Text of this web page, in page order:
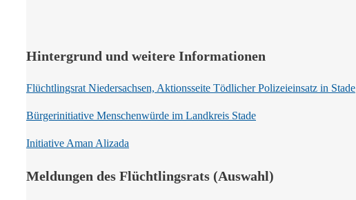
Hintergrund und weitere Informationen
Flüchtlingsrat Niedersachsen, Aktionsseite Tödlicher Polizeieinsatz in Stade
Bürgerinitiative Menschenwürde im Landkreis Stade
Initiative Aman Alizada
Meldungen des Flüchtlingsrats (Auswahl)